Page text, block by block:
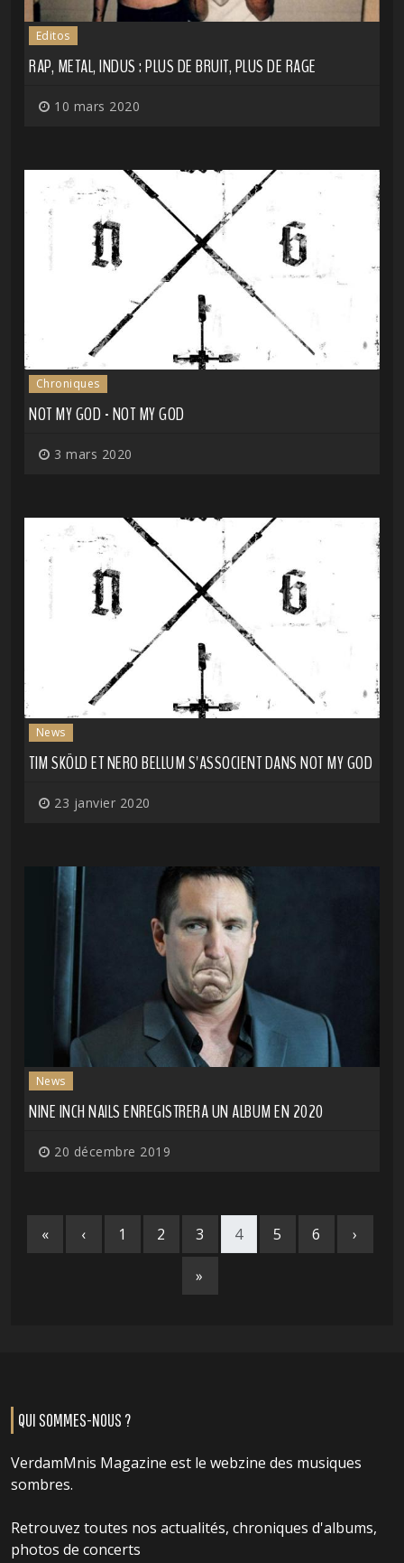
Editos
RAP, METAL, INDUS : PLUS DE BRUIT, PLUS DE RAGE
10 mars 2020
Chroniques
NOT MY GOD - NOT MY GOD
3 mars 2020
News
TIM SKÖLD ET NERO BELLUM S'ASSOCIENT DANS NOT MY GOD
23 janvier 2020
News
NINE INCH NAILS ENREGISTRERA UN ALBUM EN 2020
20 décembre 2019
« ‹ 1 2 3 4 5 6 ›
»
QUI SOMMES-NOUS ?
VerdamMnis Magazine est le webzine des musiques
sombres.
Retrouvez toutes nos actualités, chroniques d'albums,
photos de concerts